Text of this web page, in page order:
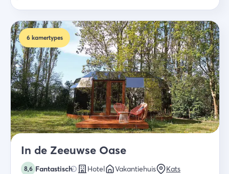
6 kamertypes
In de Zeeuwse Oase
8,6 Fantastisch Hotel Vakantiehuis
Kats